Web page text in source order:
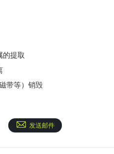
的提取
带等）销毁
发送邮件